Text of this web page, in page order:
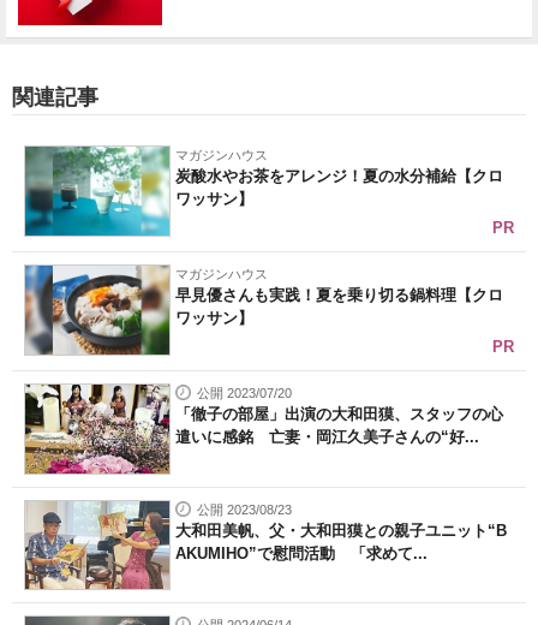
関連記事
マガジンハウス
炭酸水やお茶をアレンジ！夏の水分補給【クロ
ワッサン】
PR
マガジンハウス
早見優さんも実践！夏を乗り切る鍋料理【クロ
ワッサン】
PR
公開 2023/07/20
「徹子の部屋」出演の大和田獏、スタッフの心
遣いに感銘 亡妻・岡江久美子さんの“好...
公開 2023/08/23
大和田美帆、父・大和田獏との親子ユニット“B
AKUMIHO”で慰問活動 「求めて...